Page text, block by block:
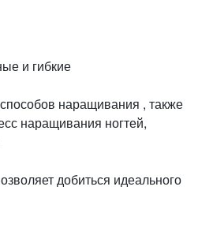
и гибкие
наращивания , также
наращивания ногтей,
добиться идеального